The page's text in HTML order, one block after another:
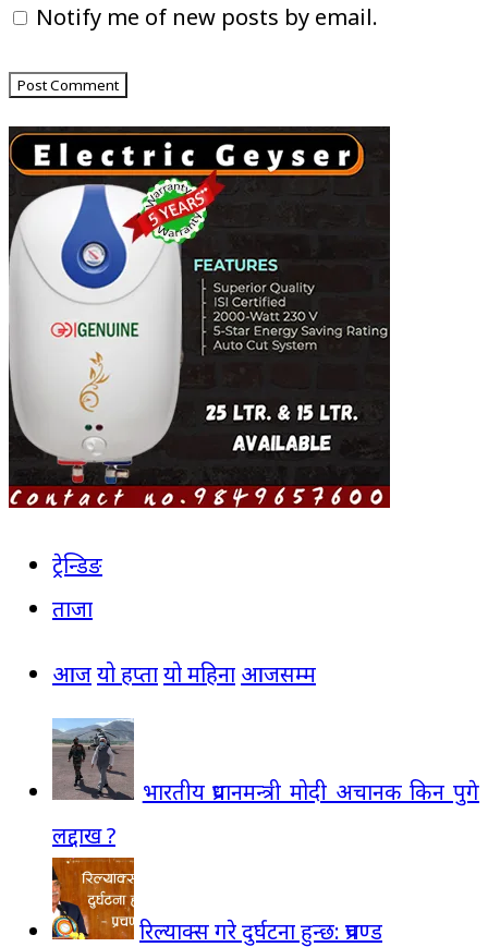
Notify me of new posts by email.
ट्रेन्डिङ
ताजा
आजयो हप्तायो महिना आजसम्म
भारतीय प्रधानमन्त्री मोदी अचानक किन पुगे
लद्दाख ?
रिल्याक्स गरे दुर्घटना हुन्छ: प्रचण्ड